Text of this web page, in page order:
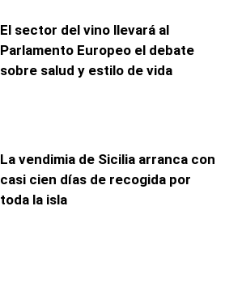
El sector del vino llevará al
Parlamento Europeo el debate
sobre salud y estilo de vida
La vendimia de Sicilia arranca con
casi cien días de recogida por
toda la isla